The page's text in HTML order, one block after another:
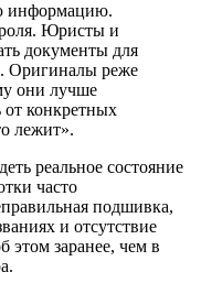
информацию.
Юристы и
документы для
Оригиналы реже
они лучше
от конкретных
лежит».
реальное состояние
часто
подшивка,
и отсутствие
заранее, чем в